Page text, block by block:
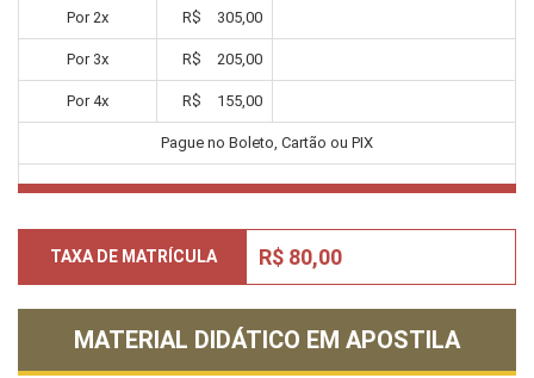
Por 2x R$ 305,00
Por 3x R$ 205,00
Por4x R$ 155,00
Pague no Boleto, Cartão ou PIX
TAXA DE MATRÍCULA R$ 80,00
MATERIAL DIDÁTICO EM APOSTILA